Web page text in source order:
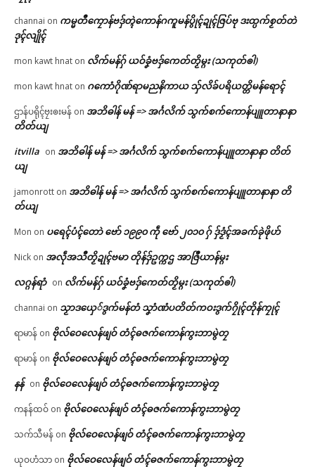
channai on ကမ္မတဳကၠောန်ဗဒှ်တ္ၚဲကောန်ဂကူမန်ပွိုၚ်ဍုၚ်ဇြပ်ဗု ဒးထ္ပက်စၟတ်တဲ
ဒုၚ်လျိုၚ်
mon kawt hnat on လိက်မန်ဂှ် ယဝ်ခၞံဗဒှ်ကေတ်တၟိမ္ဂး (သကုတ်ၜါ)
mon kawt hnat on ဂကောံဂိုဏ်ရာမညနိကာယ သှ်လိခ်ပရိယတ္တိမန်ရောၚ်
ဌာန်ပရိုၚ်ဗၠးၜးမန် on အဘိဓါန် မန် => အၚ်္ဂလိက် သွက်စက်ကောန်ပျူတာနာနာ
တိတ်ယျ
itvilla on အဘိဓါန် မန် => အၚ်္ဂလိက် သွက်စက်ကောန်ပျူတာနာနာ တိတ်
ယျ
jamonrott on အဘိဓါန် မန် => အၚ်္ဂလိက် သွက်စက်ကောန်ပျူတာနာနာ တိ
တ်ယျ
Mon on ပရေၚ်ပံၚ်တောဲ ဗော် ၁၉၉၀ ကဵု ဗော် ၂၀၁၀ ဂှ် ဒှ်ဒၟံၚ်အခက်ခုဲဖိုဟ်
Nick on အလဵုအသဳတၟိဍုၚ်ဗမာ တိုန်ဒှ်ဥက္ကဌ အာဇြဳယာန်မ္ဂး
လဂ္ဂန်ရာံ on လိက်မန်ဂှ် ယဝ်ခၞံဗဒှ်ကေတ်တၟိမ္ဂး (သကုတ်ၜါ)
channai on သၟာဒယှေ်ဒွက်မန်တံ သၞာံဏံပတိတ်ကဝးဒွက်ဂၠိုၚ်တိုန်ကၠုၚ်
ရာမာန် on ဗိုလ်ဝေလေန်ဖျဝ် တံၚ်ဓဇက်ကောန်ကွးဘာမွဲတၠ
ရာမာန် on ဗိုလ်ဝေလေန်ဖျဝ် တံၚ်ဓဇက်ကောန်ကွးဘာမွဲတၠ
နန် on ဗိုလ်ဝေလေန်ဖျဝ် တံၚ်ဓဇက်ကောန်ကွးဘာမွဲတၠ
ကနန်ထဝ် on ဗိုလ်ဝေလေန်ဖျဝ် တံၚ်ဓဇက်ကောန်ကွးဘာမွဲတၠ
သက်သီမန် on ဗိုလ်ဝေလေန်ဖျဝ် တံၚ်ဓဇက်ကောန်ကွးဘာမွဲတၠ
ယုဝဟံသာ on ဗိုလ်ဝေလေန်ဖျဝ် တံၚ်ဓဇက်ကောန်ကွးဘာမွဲတၠ